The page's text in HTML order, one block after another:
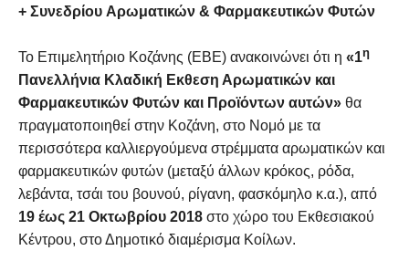
+ Συνεδρίου Αρωματικών & Φαρμακευτικών Φυτών
Το Επιμελητήριο Κοζάνης (ΕΒΕ) ανακοινώνει ότι η «1η
Πανελλήνια Κλαδική Εκθεση Αρωματικών και
Φαρμακευτικών Φυτών και Προϊόντων αυτών» θα
πραγματοποιηθεί στην Κοζάνη, στο Νομό με τα
περισσότερα καλλιεργούμενα στρέμματα αρωματικών και
φαρμακευτικών φυτών (μεταξύ άλλων κρόκος, ρόδα,
λεβάντα, τσάι του βουνού, ρίγανη, φασκόμηλο κ.α.), από
19 έως 21 Οκτωβρίου 2018στο χώρο του Εκθεσιακού
Κέντρου, στο Δημοτικό διαμέρισμα Κοίλων.